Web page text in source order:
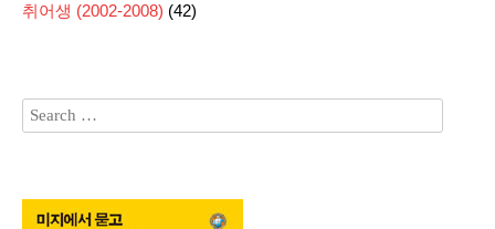
취어생 (2002-2008) (42)